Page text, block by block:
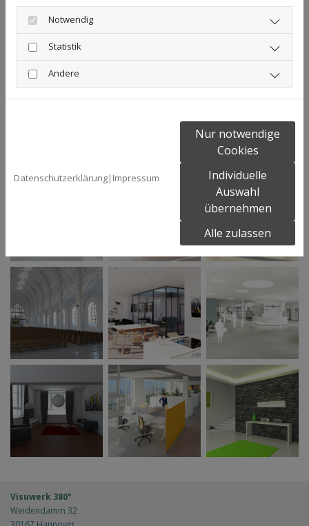
einen virtuellen und stimmungsvollen Rundgang durch
Wohnräume, Bäder, Schlafräume und Küchen - bis hin zu
Terrassen, die wir mit üppigem Grün ausstatten können.
Verschaffen Sie Ihren potenziellen Kunden einen authentischen
Einblick, Sie erleichtern ihnen die Entscheidung und sich selbst
die Arbeit.
Impressionen unserer Innenraumvisualisierungen
Klicken Sie auf die Vorschaubilder für eine größere Ansicht.
Visuwerk 380°
Weidendamm 32
Notwendig
Statistik
Andere
Datenschutzerklärung| Impressum
Nur notwendige
Cookies
Individuelle
Auswahl
übernehmen
Alle zulassen